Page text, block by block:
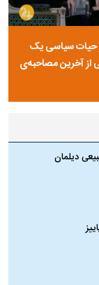
حیات سیاسی یک
از آخرین مصاحبه‌ی
دیلمان